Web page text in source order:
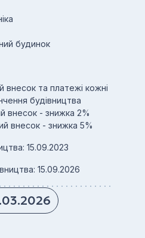
будинок
внесок та платежі кожні
будівництва
внесок - знижка 2%
внесок - знижка 5%
15.09.2023
15.09.2026